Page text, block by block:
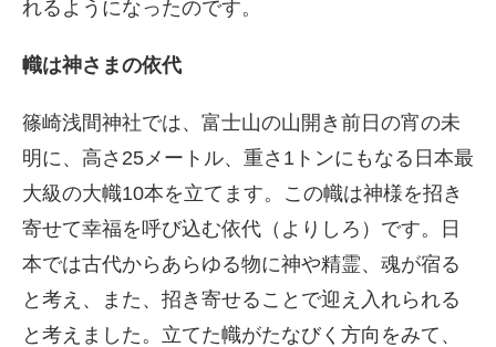
れるようになったのです。
幟は神さまの依代
篠崎浅間神社では、富士山の山開き前日の宵の未
明に、高さ25メートル、重さ1トンにもなる日本最
大級の大幟10本を立てます。この幟は神様を招き
寄せて幸福を呼び込む依代（よりしろ）です。日
本では古代からあらゆる物に神や精霊、魂が宿る
と考え、また、招き寄せることで迎え入れられる
と考えました。立てた幟がたなびく方向をみて、